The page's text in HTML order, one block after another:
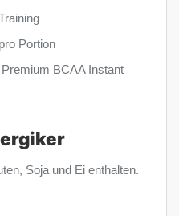
Portion
BCAA Instant
Soja und Ei enthalten.